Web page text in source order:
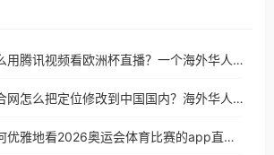
马来西亚怎么用腾讯视频看欧洲杯直播？一个海外华人的真实困扰与破解
在美国用百合网怎么把定位修改到中国国内？海外华人必备的回国加速指南
在海外，如何优雅地看2026奥运会体育比赛的app直播？